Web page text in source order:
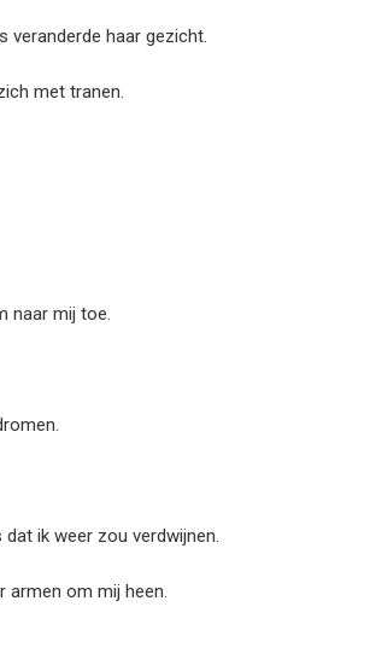
veranderde haar gezicht.
met tranen.
naar mij toe.
ik weer zou verdwijnen.
armen om mij heen.